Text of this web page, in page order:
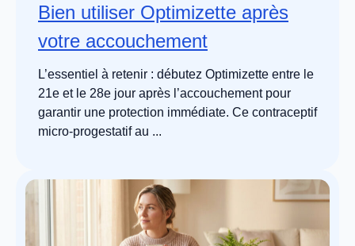
Bien utiliser Optimizette après
votre accouchement
L’essentiel à retenir : débutez Optimizette entre le
21e et le 28e jour après l’accouchement pour
garantir une protection immédiate. Ce contraceptif
micro-progestatif au ...